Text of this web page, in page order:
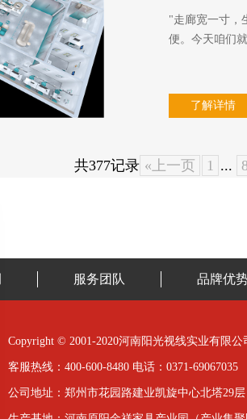
"走廊宽一寸，
便。今天咱们
了解详情
共377记录 «上一页 1 ... 8
服务团队 品牌优
Copyright © 2001-2020河南阳光视线实业有限公
客服热线：400-600-8480 电话：0371-69067035
公司地址：郑州市花园路建业凯旋中心北塔29层